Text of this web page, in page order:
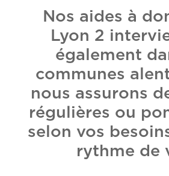
Nos aides à
Lyon 2
également
communes
nous assurons
régulières ou
selon vos
rythme de